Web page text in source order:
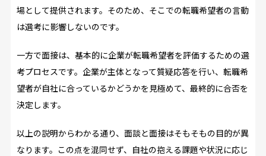
場として提供されます。そのため、そこでの転職希望者の言動
は選考に影響しないのです。
一方で面接は、基本的に企業が転職希望者を評価するための選
考プロセスです。企業が主体となって質疑応答を行い、転職希
望者が自社に合っているかどうかを見極めて、最終的に合否を
決定します。
以上の説明からわかる通り、面談と面接はそもそもの目的が異
なります。この点を混同せず、自社の抱える課題や状況に応じ